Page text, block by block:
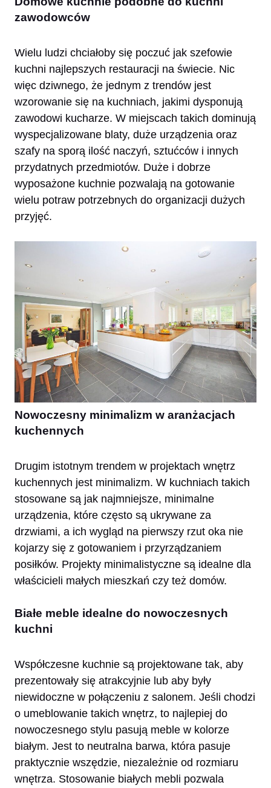
zawodowców
Wielu ludzi chciałoby się poczuć jak szefowie
kuchni najlepszych restauracji na świecie. Nic
więc dziwnego, że jednym z trendów jest
wzorowanie się na kuchniach, jakimi dysponują
zawodowi kucharze. W miejscach takich dominują
wyspecjalizowane blaty, duże urządzenia oraz
szafy na sporą ilość naczyń, sztućców i innych
przydatnych przedmiotów. Duże i dobrze
wyposażone kuchnie pozwalają na gotowanie
wielu potraw potrzebnych do organizacji dużych
przyjęć.
Nowoczesny minimalizm w aranżacjach
kuchennych
Drugim istotnym trendem w projektach wnętrz
kuchennych jest minimalizm. W kuchniach takich
stosowane są jak najmniejsze, minimalne
urządzenia, które często są ukrywane za
drzwiami, a ich wygląd na pierwszy rzut oka nie
kojarzy się z gotowaniem i przyrządzaniem
posiłków. Projekty minimalistyczne są idealne dla
właścicieli małych mieszkań czy też domów.
Białe meble idealne do nowoczesnych
kuchni
Współczesne kuchnie są projektowane tak, aby
prezentowały się atrakcyjnie lub aby były
niewidoczne w połączeniu z salonem. Jeśli chodzi
o umeblowanie takich wnętrz, to najlepiej do
nowoczesnego stylu pasują meble w kolorze
białym. Jest to neutralna barwa, która pasuje
praktycznie wszędzie, niezależnie od rozmiaru
wnętrza. Stosowanie białych mebli pozwala